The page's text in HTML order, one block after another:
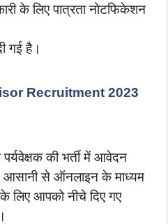
के लिए पात्रता नोटफिकेशन
गई है।
Recruitment 2023
की भर्ती में आवेदन
आसानी से ऑनलाइन के माध्यम
लिए आपको नीचे दिए गए